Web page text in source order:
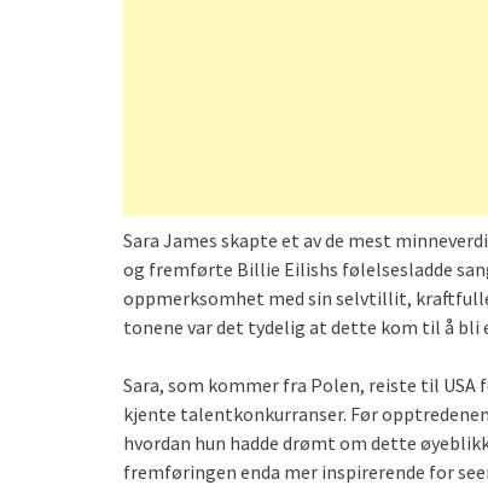
Sara James skapte et av de mest
og fremførte Billie Eilishs følelsesladde
oppmerksomhet med sin selvtillit,
tonene var det tydelig at dette kom til å bli
Sara, som kommer fra Polen, reiste til
kjente talentkonkurranser. Før
hvordan hun hadde drømt om dette
fremføringen enda mer inspirerende for